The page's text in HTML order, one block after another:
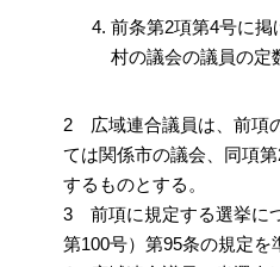
前条第2項第4号に
村の議会の議員の定
2 広域連合議員は、前項
ては関係市の議会、同項
するものとする。
3 前項に規定する選挙に
第100号）第95条の規定を